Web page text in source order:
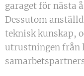
garaget för nästa
Dessutom
teknisk kunskap,
utrustningen från